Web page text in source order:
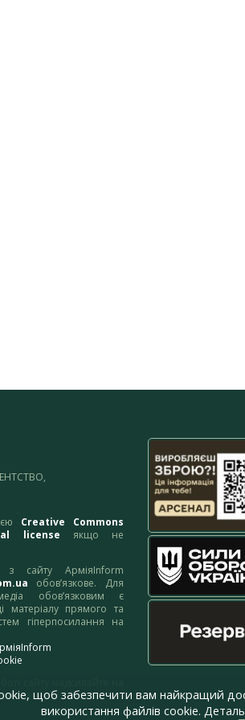
Creative Commons
license якщо не
з сайту АрміяInform
обов’язкове. Для
обов’язковим є
прямого та
гіперпосилання на
щоб забезпечити вам найкращий
використання файлів cookie.